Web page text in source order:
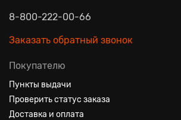
8-800-222-00-66
Заказать обратный звонок
Покупателю
Пункты выдачи
Проверить статус заказа
Доставка и оплата